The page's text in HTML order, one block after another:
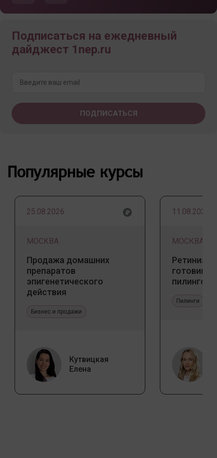
Подписаться на ежедневный
дайджест 1nep.ru
Популярные курсы
25.08.2026
МОСКВА
Продажа домашних
препаратов
эпигенетического
действия
Бизнес и продажи
Кутвицкая
Елена
11.08.2026
МОСКВА
готовим
пилингов
Пилинги